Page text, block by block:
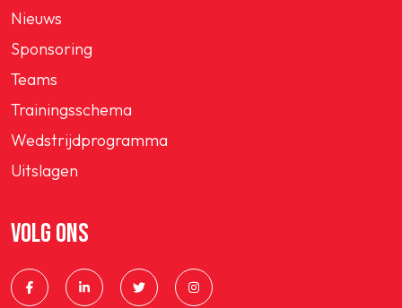
Nieuws
Sponsoring
Teams
Trainingsschema
Wedstrijdprogramma
Uitslagen
VOLG ONS